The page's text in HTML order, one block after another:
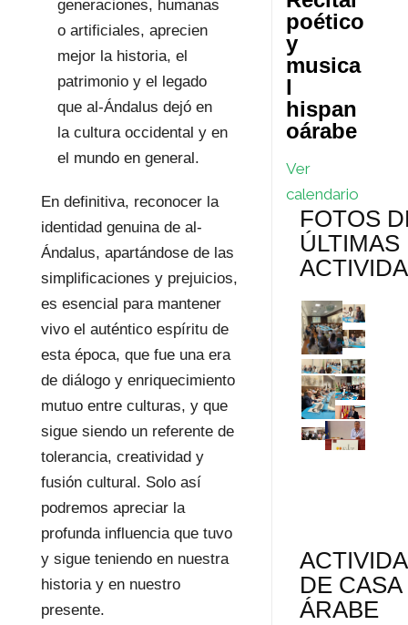
generaciones, humanas
o artificiales, aprecien
mejor la historia, el
patrimonio y el legado
que al-Ándalus dejó en
la cultura occidental y en
el mundo en general.
En definitiva, reconocer la
identidad genuina de al-
Ándalus, apartándose de las
simplificaciones y prejuicios,
es esencial para mantener
vivo el auténtico espíritu de
esta época, que fue una era
de diálogo y enriquecimiento
mutuo entre culturas, y que
sigue siendo un referente de
tolerancia, creatividad y
fusión cultural. Solo así
podremos apreciar la
profunda influencia que tuvo
y sigue teniendo en nuestra
historia y en nuestro
presente.
poético
y
musica
l
hispan
oárabe
Ver
calendario
FOTOS
ÚLTIMAS
DE CASA
ÁRABE